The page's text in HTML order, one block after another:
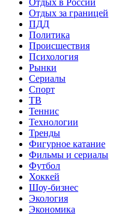
Отдых за границей
ПДД
Политика
Происшествия
Психология
Рынки
Сериалы
Спорт
ТВ
Теннис
Технологии
Тренды
Фигурное катание
Фильмы и сериалы
Футбол
Хоккей
Шоу-бизнес
Экология
Экономика